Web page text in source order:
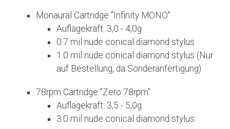
Monaural Cartridge "Infinity MONO"
Auflagekraft: 3,0 - 4,0g
0.7 mil nude conical diamond stylus
1.0 mil nude conical diamond stylus (Nur
auf Bestellung, da Sonderanfertigung)
78rpm Cartridge "Zero 78rpm"
Auflagekraft: 3,5 - 5,0g
3.0 mil nude conical diamond stylus